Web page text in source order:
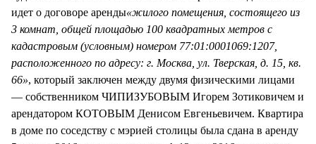
идет о договоре аренды«жилого помещения, состоящего из
3 комнат, общей площадью 100 квадратных метров с
кадастровым (условным) номером 77:01:0001069:1207,
расположенного по адресу: г. Москва, ул. Тверская, д. 15, кв.
66», который заключен между двумя физическими лицами
— собственником ЧИПИЗУБОВЫМ Игорем Зотиковичем и
арендатором КОТОВЫМ Денисом Евгеньевичем. Квартира
в доме по соседству с мэрией столицы была сдана в аренду